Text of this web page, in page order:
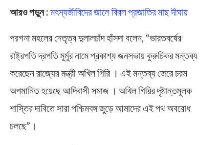
আরও পড়ুন : মৎস্যজীবিদের জালে বিরল প্রজাতির মাছ দীঘায়
পরগনা মহলের নেতৃত্ব দুলালচাঁদ হাঁসদা বলেন, “ভারতবর্ষের
রাষ্ট্রপতি দ্রপতি মুর্মুর নামে প্রকাশ্য জনসভায় কুরুচিকর মন্তব্য
করেছেন রাজ্যের মন্ত্রী অখিল গিরি । এই মন্তব্য জেরে চরম
অপমানিত হয়েছে আদিবাসী সমাজ । অখিল গিরির দৃষ্টান্তমূলক
শাস্তির দাবিতে সারা পশ্চিমবঙ্গ জুড়ে আমাদের এই পথ অবরোধ
চলছে”।